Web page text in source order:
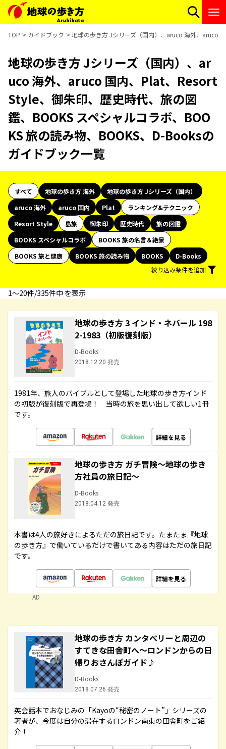
TOP ガイドブック 地球の歩き方 Jシリーズ（国内）、aruco 海外、aruco
地球の歩き方 Jシリーズ（国内）、ar
uco 海外、aruco 国内、Plat、Resort
Style、御朱印、歴史時代、旅の図
鑑、BOOKS スペシャルコラボ、BOO
KS 旅の読み物、BOOKS、D-Booksの
ガイドブック一覧
すべて 地球の歩き方 海外
地球の歩き方 Jシリーズ（国内）
aruco 海外
aruco 国内 Plat
ランキング&テクニック
Resort Style
島旅 御朱印 歴史時代
旅の図鑑
BOOKS スペシャルコラボ
BOOKS 旅の名言＆絶景
BOOKS 旅と健康
BOOKS 旅の読み物 BOOKS
D-Books
絞り込み条件を追加
1〜20件/335件中 を表示
地球の歩き方 3 インド・ネパール 198
2-1983（初版復刻版）
D-Books
2018.12.20 発売
1981年、旅人のバイブルとして登場した地球の歩き方インド
の初版が復刻版で再登場！ 当時の旅を思い出して欲しい1冊
です。
詳細を見る
地球の歩き方 ガチ冒険～地球の歩き
方社員の旅日記～
D-Books
2018.04.12 発売
本書は4人の旅好きによるただの旅日記です。たまたま『地球
の歩き方』で働いているだけで書いてある内容はただの旅日記
です。
詳細を見る
AD
地球の歩き方 カンタベリーと周辺の
すてきな田舎町へ～ロンドンからの日
帰りおさんぽガイド♪
D-Books
2018.07.26 発売
英会話本でおなじみの「Kayoの“秘密のノート”」シリーズの
著者が、今度は自分の滞在するロンドン南東の田舎町をご紹
介！